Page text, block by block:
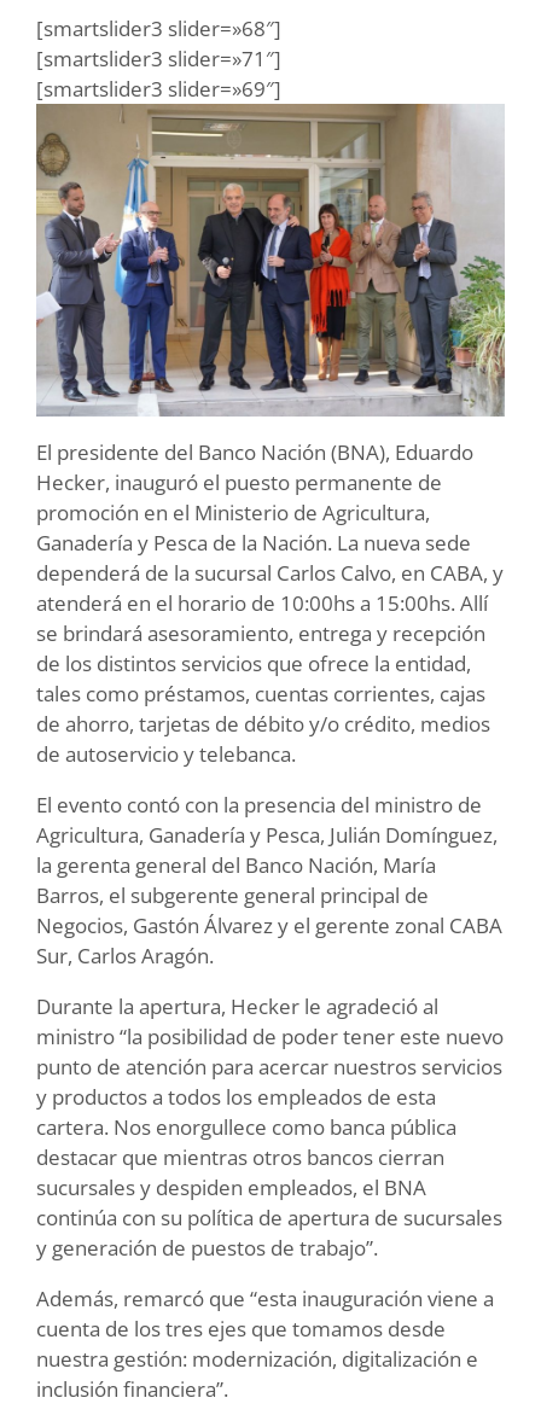
[smartslider3 slider=»68″]
[smartslider3 slider=»71″]
[smartslider3 slider=»69″]
El presidente del Banco Nación (BNA), Eduardo
Hecker, inauguró el puesto permanente de
promoción en el Ministerio de Agricultura,
Ganadería y Pesca de la Nación. La nueva sede
dependerá de la sucursal Carlos Calvo, en CABA, y
atenderá en el horario de 10:00hs a 15:00hs. Allí
se brindará asesoramiento, entrega y recepción
de los distintos servicios que ofrece la entidad,
tales como préstamos, cuentas corrientes, cajas
de ahorro, tarjetas de débito y/o crédito, medios
de autoservicio y telebanca.
El evento contó con la presencia del ministro de
Agricultura, Ganadería y Pesca, Julián Domínguez,
la gerenta general del Banco Nación, María
Barros, el subgerente general principal de
Negocios, Gastón Álvarez y el gerente zonal CABA
Sur, Carlos Aragón.
Durante la apertura, Hecker le agradeció al
ministro “la posibilidad de poder tener este nuevo
punto de atención para acercar nuestros servicios
y productos a todos los empleados de esta
cartera. Nos enorgullece como banca pública
destacar que mientras otros bancos cierran
sucursales y despiden empleados, el BNA
continúa con su política de apertura de sucursales
y generación de puestos de trabajo”.
Además, remarcó que “esta inauguración viene a
cuenta de los tres ejes que tomamos desde
nuestra gestión: modernización, digitalización e
inclusión financiera”.